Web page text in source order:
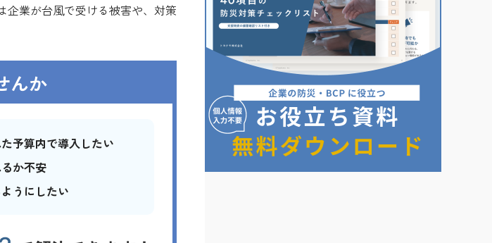
企業が台風で受ける被害や、対策
んか
予算内で導入したい
か不安
うにしたい